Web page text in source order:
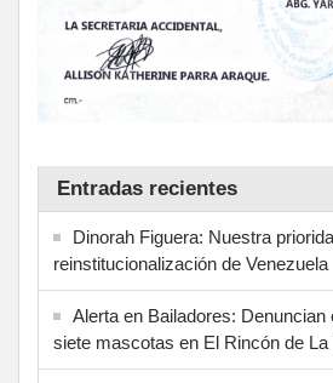
Entradas recientes
Dinorah Figuera: Nuestra
reinstitucionalización de Venezuela
Alerta en Bailadores: Denuncian
siete mascotas en El Rincón de La